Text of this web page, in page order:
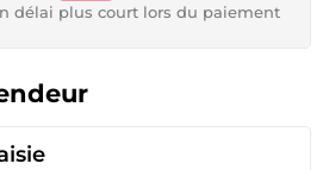
délai plus court lors du paiement